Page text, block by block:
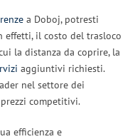
a Doboj, potresti
effetti, il costo del trasloco
la distanza da coprire, la
aggiuntivi richiesti.
nel settore dei
competitivi.
efficienza e